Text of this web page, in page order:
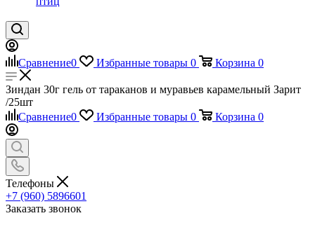
Сравнение0 Избранные товары 0 Корзина 0
Зиндан 30г гель от тараканов и муравьев карамельный Зарит
/25шт
Сравнение0 Избранные товары 0 Корзина 0
Телефоны
+7 (960) 5896601
Заказать звонок